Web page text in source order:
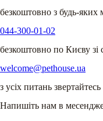
безкоштовно з будь-яких
044-300-01-02
безкоштовно по Києву зі
welcome@pethouse.ua
з усіх питань
Напишіть нам в